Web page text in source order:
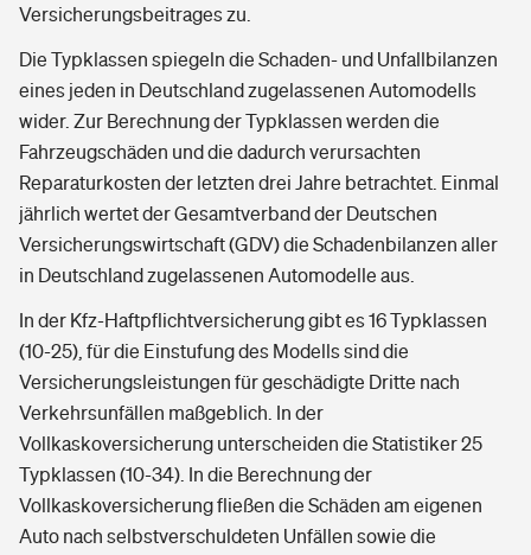
Versicherungsbeitrages zu.
Die Typklassen spiegeln die Schaden- und Unfallbilanzen
eines jeden in Deutschland zugelassenen Automodells
wider. Zur Berechnung der Typklassen werden die
Fahrzeugschäden und die dadurch verursachten
Reparaturkosten der letzten drei Jahre betrachtet. Einmal
jährlich wertet der Gesamtverband der Deutschen
Versicherungswirtschaft (GDV) die Schadenbilanzen aller
in Deutschland zugelassenen Automodelle aus.
In der Kfz-Haftpflichtversicherung gibt es 16 Typklassen
(10-25), für die Einstufung des Modells sind die
Versicherungsleistungen für geschädigte Dritte nach
Verkehrsunfällen maßgeblich. In der
Vollkaskoversicherung unterscheiden die Statistiker 25
Typklassen (10-34). In die Berechnung der
Vollkaskoversicherung fließen die Schäden am eigenen
Auto nach selbstverschuldeten Unfällen sowie die